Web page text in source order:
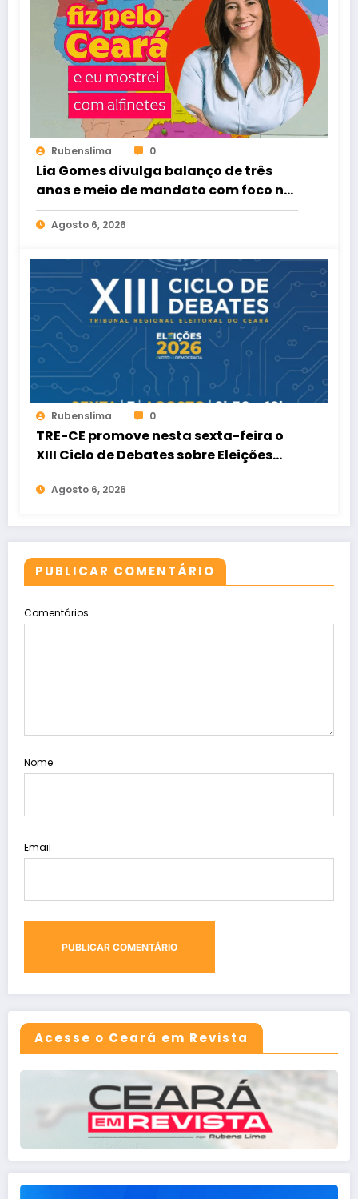
Rubenslima 0
Lia Gomes divulga balanço de três
anos e meio de mandato com foco na
defesa das mulheres cearenses
Agosto 6, 2026
Rubenslima 0
TRE-CE promove nesta sexta-feira o
XIII Ciclo de Debates sobre Eleições
2026
Agosto 6, 2026
PUBLICAR COMENTÁRIO
Comentários
Nome
Email
Acesse o Ceará em Revista